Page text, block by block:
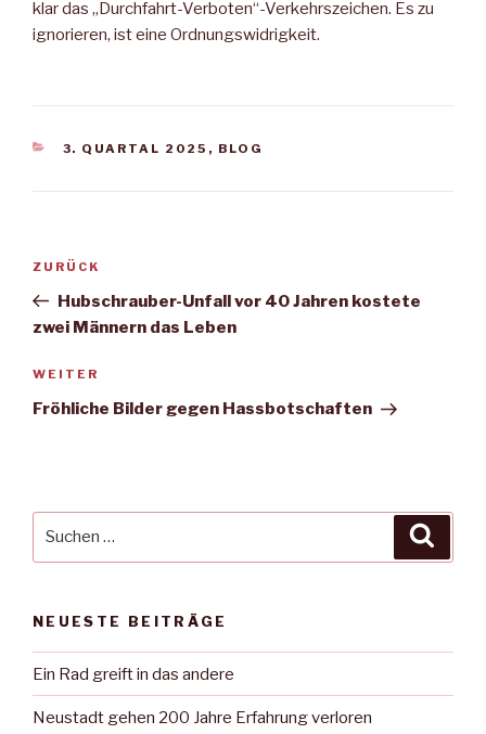
klar das „Durchfahrt-Verboten“-Verkehrszeichen. Es zu
ignorieren, ist eine Ordnungswidrigkeit.
KATEGORIEN
3. QUARTAL 2025 , BLOG
Beitragsnavigation
Vorheriger
Beitrag
ZURÜCK
Hubschrauber-Unfall vor 40 Jahren kostete
zwei Männern das Leben
Nächster
Beitrag
WEITER
Fröhliche Bilder gegen Hassbotschaften
NEUESTE BEITRÄGE
Ein Rad greift in das andere
Neustadt gehen 200 Jahre Erfahrung verloren